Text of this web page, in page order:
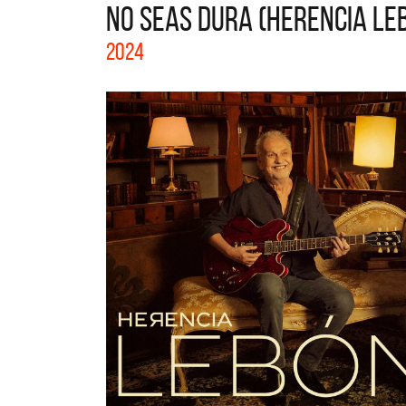
NO SEAS DURA (HERENCIA
2024
La